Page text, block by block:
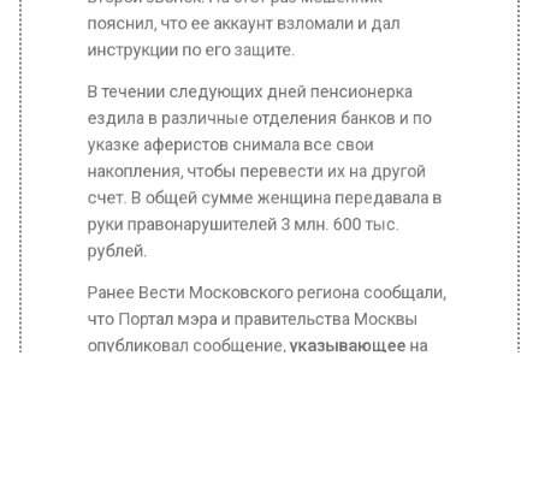
пояснил, что ее аккаунт взломали и дал
инструкции по его защите.
В течении следующих дней пенсионерка
ездила в различные отделения банков и по
указке аферистов снимала все свои
накопления, чтобы перевести их на другой
счет. В общей сумме женщина передавала в
руки правонарушителей 3 млн. 600 тыс.
рублей.
Ранее Вести Московского региона сообщали,